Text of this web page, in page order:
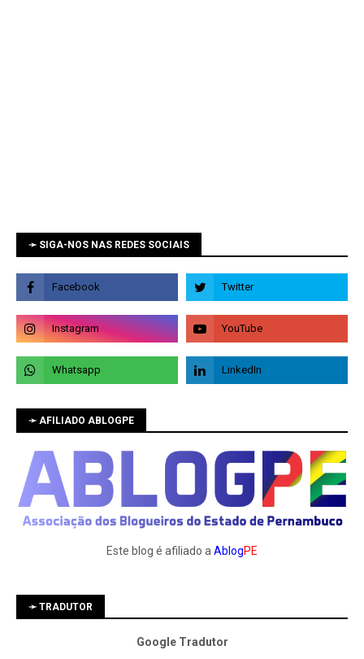
➛ SIGA-NOS NAS REDES SOCIAIS
➛ AFILIADO ABLOGPE
Este blog é afiliado a AblogPE
➛ TRADUTOR
Google Tradutor